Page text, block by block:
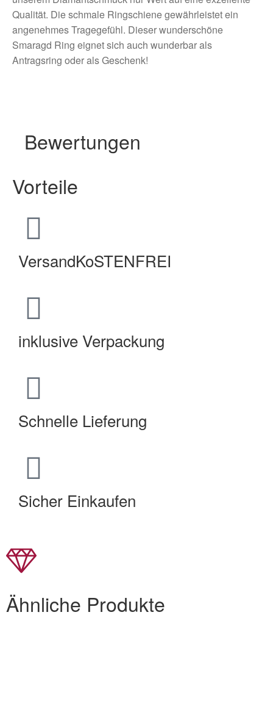
Qualität. Die schmale Ringschiene gewährleistet ein
angenehmes Tragegefühl. Dieser wunderschöne
Smaragd Ring eignet sich auch wunderbar als
Antragsring oder als Geschenk!
Bewertungen
Vorteile
VersandKoSTENFREI
inklusive Verpackung
Schnelle Lieferung
Sicher Einkaufen
Ähnliche Produkte